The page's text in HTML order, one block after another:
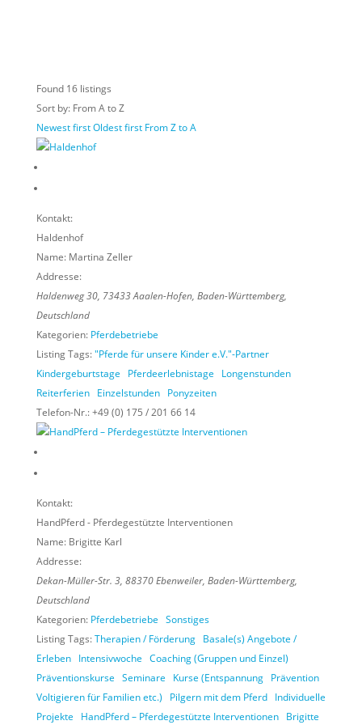
Found 16listings
Sort by: From A to Z
Newest firstOldest first From Z to A
Kontakt:
Haldenhof
Name: Martina Zeller
Addresse:
Haldenweg 30, 73433Aaalen-Hofen, Baden-Württemberg,
Deutschland
Kategorien: Pferdebetriebe
Listing Tags:"Pferde für unsere Kinder e.V."-Partner
Kindergeburtstage
Pferdeerlebnistage
Longenstunden
Reiterferien Einzelstunden Ponyzeiten
Telefon-Nr.:+49 (0) 175 / 201 66 14
Kontakt:
HandPferd - Pferdegestützte Interventionen
Name: Brigitte Karl
Addresse:
Dekan-Müller-Str. 3, 88370Ebenweiler, Baden-Württemberg,
Deutschland
Kategorien: Pferdebetriebe Sonstiges
Listing Tags:Therapien / Förderung Basale(s) Angebote /
Erleben Intensivwoche Coaching (Gruppen und Einzel)
Präventionskurse Seminare Kurse (Entspannung Prävention
Voltigieren für Familien etc.)
Pilgern mit dem Pferd Individuelle
Projekte
HandPferd – Pferdegestützte Interventionen Brigitte